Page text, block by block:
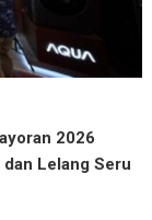
2026
dan Lelang Seru